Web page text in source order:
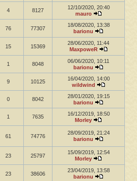
4 8127
12/10/2020, 20:40
mauro
76 77307
18/08/2020, 13:38
barionu
15 15369
28/06/2020, 11:44
MaxpoweR
1 8048
06/06/2020, 10:11
barionu
9 10125
16/04/2020, 14:00
wildwind
0 8042
28/01/2020, 19:15
barionu
1 7635
16/12/2019, 18:50
Morley
61 74776
28/09/2019, 21:24
barionu
23 25797
15/09/2019, 12:54
Morley
23 38606
23/04/2019, 13:58
barionu